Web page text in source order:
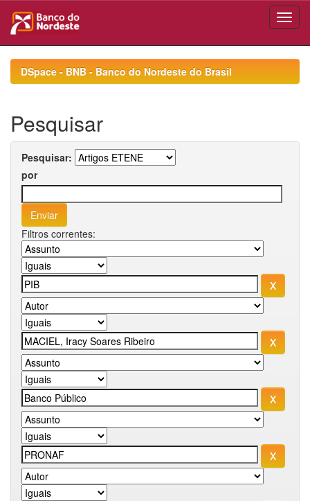
navigationDSpace - BNB - Banco do Nordeste do Brasil
Pesquisar
Pesquisar:
por
Filtros correntes: